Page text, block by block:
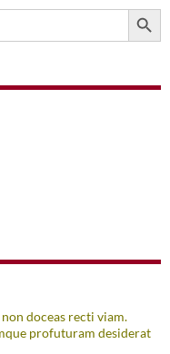
SEARCH
doceas recti viam.
profuturam desiderat